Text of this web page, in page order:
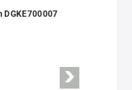
DGKE700007